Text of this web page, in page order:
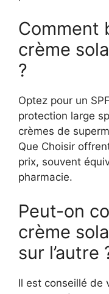
Comment
crème
?
Optez pour un
protection large
crèmes de
Que Choisir
prix, souvent
pharmacie.
Peut-on
crème
sur l’autre
Il est conseillé de